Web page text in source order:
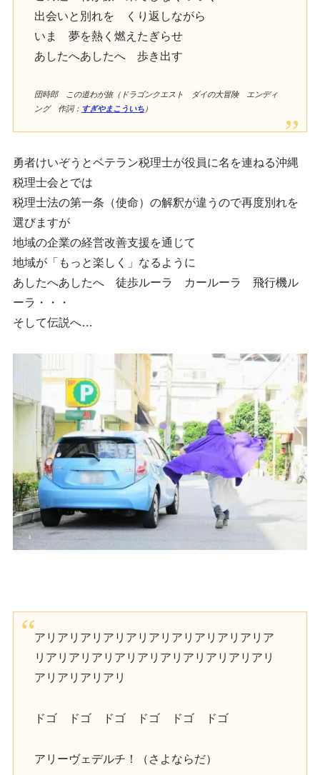
出会いと別れを くり返しながら
いま 夢を熱く燃えたぎらせ
あしたへあしたへ 歩き出す
団時郎 この道わが旅（ドラゴンクエスト ダイの大冒険 エンディ
ング 作詞： すぎやまこういち ）
勇者けいぞうとベテラン税理士が役員に名を連ねる沖縄
税理士会とでは
税理士法の第一条（使命）の解釈が違うので再度別れを
選びますが
地域の企業の経営改善支援を通じて
地域が「もっと楽しく」なるように
あしたへあしたへ 徒歩ルーラ カールーラ 飛行機ル
ーラ・・・
そして伝説へ…
アリアリアリアリアリアリアリアリアリアリア
リアリアリアリアリアリアリアリアリアリアリ
アリアリアリアリ
ドゴ ドゴ ドゴ ドゴ ドゴ ドゴ
アリーヴェデルチ！（さよならだ）